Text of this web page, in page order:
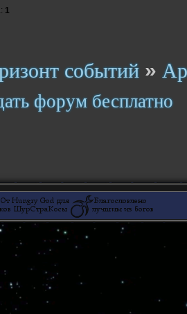
1
событий »
форум бесплатно